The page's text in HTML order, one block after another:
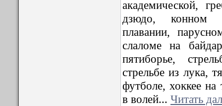
академической,
дзюдо, конном
плавании,
слаломе на
пятиборье,
стрельбе из лука,
футболе, хоккее на
в волей... Читать